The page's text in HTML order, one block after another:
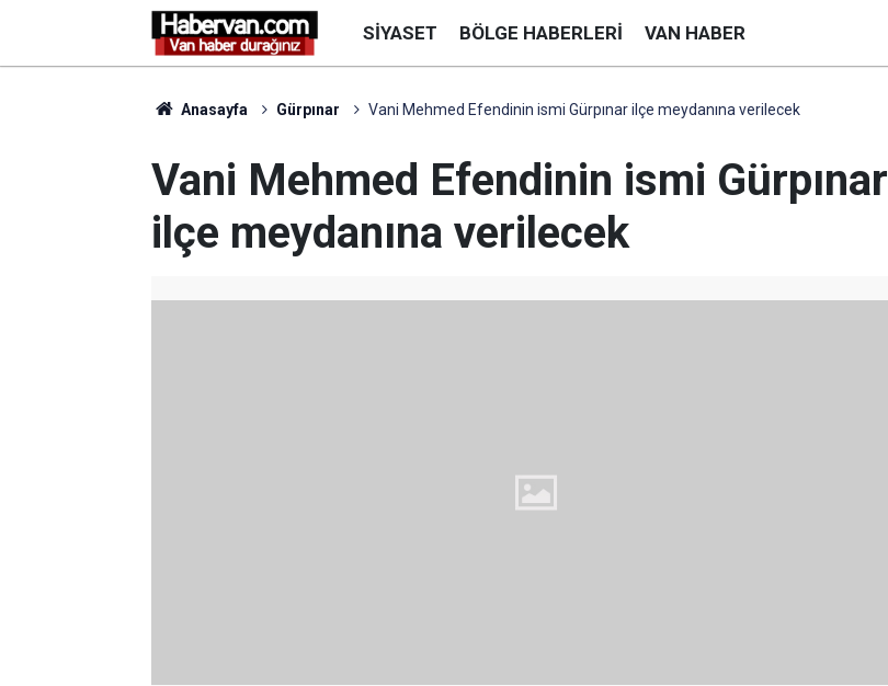
SIYASET BÖLGE HABERLERI VAN HABER
Anasayfa Gürpınar Vani Mehmed Efendinin ismi Gürpınar ilçe meydanına verilecek
Vani Mehmed Efendinin ismi Gürpınar
ilçe meydanına verilecek